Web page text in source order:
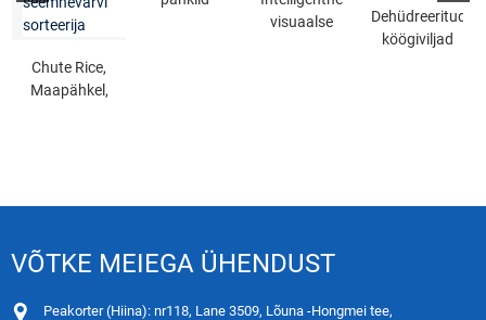
Chute Rice,
Maapähkel,
visuaalse
Dehüdreeritud
köögiviljad
VÕTKE MEIEGA ÜHENDUST
Peakorter (Hiina): nr118, Lane 3509, Lõuna -Hongmei tee,